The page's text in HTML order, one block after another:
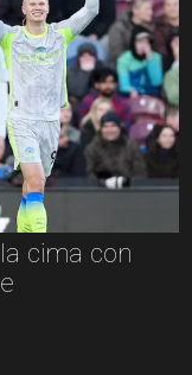
cima con